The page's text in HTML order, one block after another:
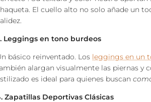
El cuello alto no solo añade un
Leggings en tono burdeos
básico reinventado. Los leggings en un
alargan visualmente las piernas y
es ideal para quienes buscan
Zapatillas Deportivas Clásicas